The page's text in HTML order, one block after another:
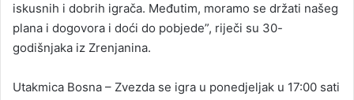
iskusnih i dobrih igrača. Međutim, moramo se držati našeg
plana i dogovora i doći do pobjede”, riječi su 30-
godišnjaka iz Zrenjanina.
Utakmica Bosna – Zvezda se igra u ponedjeljak u 17:00 sati